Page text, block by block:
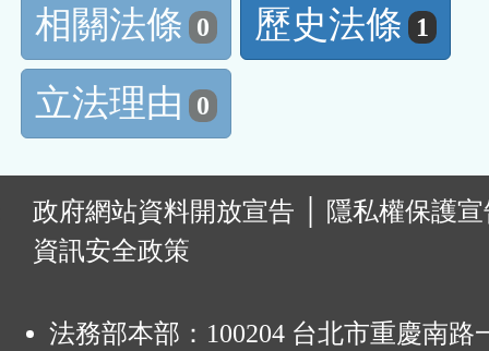
相關法條 0 歷史法條 1
立法理由 0
政府網站資料開放宣告
隱私權保護
資訊安全政策
法務部本部：100204 台北市重慶南路